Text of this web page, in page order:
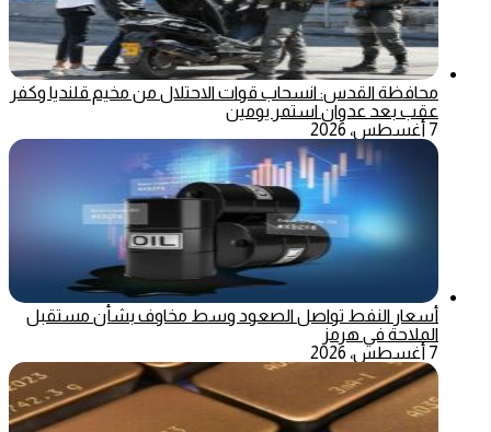
محافظة القدس: انسحاب قوات الاحتلال من مخيم قلنديا وكفر
عقب بعد عدوان استمر يومين
7 أغسطس، 2026
أسعار النفط تواصل الصعود وسط مخاوف بشأن مستقبل
الملاحة في هرمز
7 أغسطس، 2026